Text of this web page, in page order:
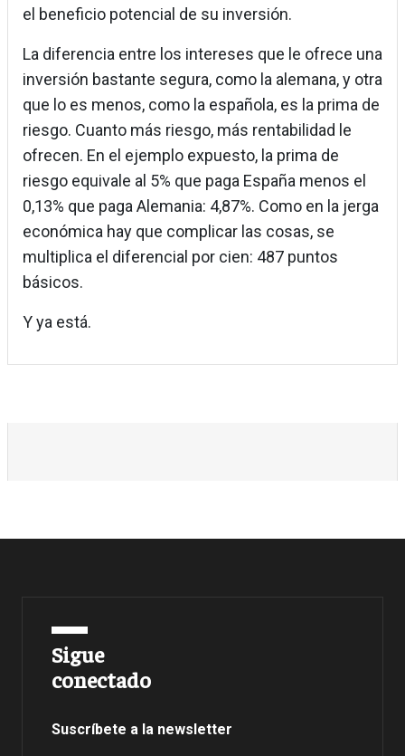
el beneficio potencial de su inversión.
La diferencia entre los intereses que le ofrece una
inversión bastante segura, como la alemana, y otra
que lo es menos, como la española, es la prima de
riesgo. Cuanto más riesgo, más rentabilidad le
ofrecen. En el ejemplo expuesto, la prima de
riesgo equivale al 5% que paga España menos el
0,13% que paga Alemania: 4,87%. Como en la jerga
económica hay que complicar las cosas, se
multiplica el diferencial por cien: 487 puntos
básicos.
Y ya está.
Sigue
conectado
Suscríbete a la newsletter